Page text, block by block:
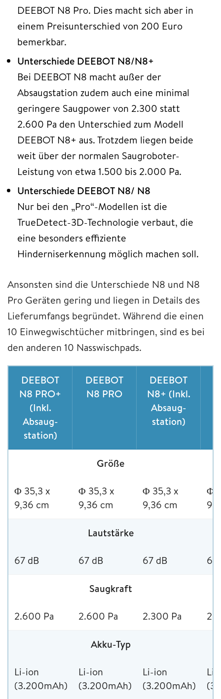
DEEBOT N8 Pro. Dies macht sich aber in
einem Preisunterschied von 200 Euro
bemerkbar.
Unterschiede DEEBOT N8/N8+
Bei DEEBOT N8 macht außer der
Absaugstation zudem auch eine minimal
geringere Saugpower von 2.300 statt
2.600 Pa den Unterschied zum Modell
DEEBOT N8+ aus. Trotzdem liegen beide
weit über der normalen Saugroboter-
Leistung von etwa 1.500 bis 2.000 Pa.
Unterschiede DEEBOT N8/ N8
Nur bei den „Pro“-Modellen ist die
TrueDetect-3D-Technologie verbaut, die
eine besonders effiziente
Hinderniserkennung möglich machen soll.
Ansonsten sind die Unterschiede N8 und N8
Pro Geräten gering und liegen in Details des
Lieferumfangs begründet. Während die einen
10 Einwegwischtücher mitbringen, sind es bei
den anderen 10 Nasswischpads.
DEEBOT
N8 PRO+
(Inkl.
Absaug-
station)
DEEBOT
N8 PRO
DEEBOT
N8+ (Inkl.
Absaug-
station)
Größe
Φ 35,3 x
9,36 cm
Φ 35,3 x
9,36 cm
Φ 35,3 x
9,36 cm
Φ
Lautstärke
67 dB 67 dB 67 dB 67
Saugkraft
2.600 Pa 2.600 Pa 2.300 Pa
Akku-Typ
Li-ion
(3.200mAh)
Li-ion
(3.200mAh)
Li-ion
(3.200mAh)
Li-